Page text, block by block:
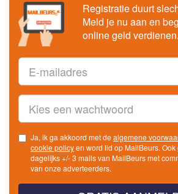
Registratie duurt
Meld je nu aan en
online geld verdienen.
Ja, ik ga akkoord met de algemene
cookie policy
dagelijks +/- 3 mails van MailBeurs met commerciële aanbiedingen
van onze adverteerders.